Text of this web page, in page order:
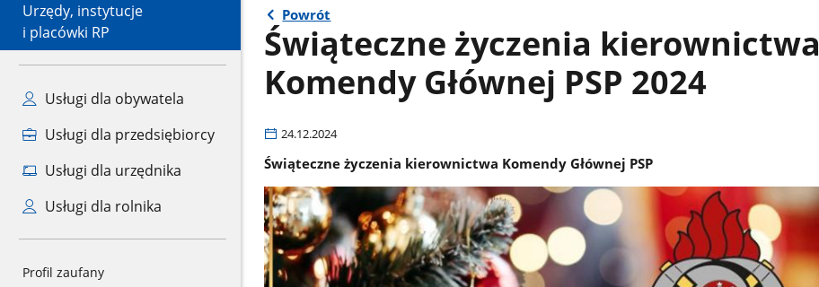
Urzędy, instytucje
i placówki RP
Usługi dla obywatela
Usługi dla przedsiębiorcy
Usługi dla urzędnika
Usługi dla rolnika
Profil zaufany
Powrót
Świąteczne życzenia kierownictwa
Komendy Głównej PSP 2024
24.12.2024
Świąteczne życzenia kierownictwa Komendy Głównej PSP